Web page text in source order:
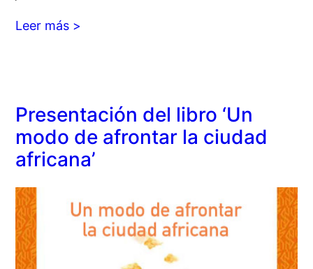
Leer más >
Presentación del libro ‘Un
modo de afrontar la ciudad
africana’